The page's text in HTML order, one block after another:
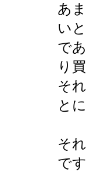
あ
い
で
り
そ
と
そ
で